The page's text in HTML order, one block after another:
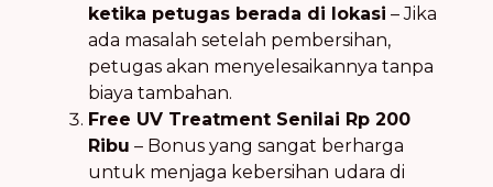
ketika petugas berada di lokasi – Jika
ada masalah setelah pembersihan,
petugas akan menyelesaikannya tanpa
biaya tambahan.
Free UV Treatment Senilai Rp 200
Ribu – Bonus yang sangat berharga
untuk menjaga kebersihan udara di